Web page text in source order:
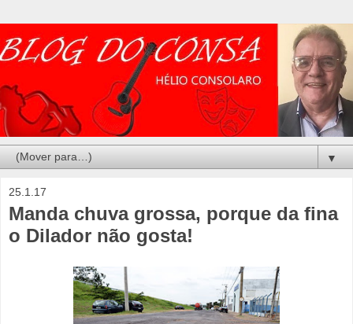
▼
25.1.17
Manda chuva grossa, porque da fina
o Dilador não gosta!